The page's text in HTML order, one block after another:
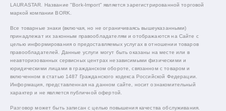
LAURASTAR. Название "Bork-Import" является зарегистрированной торговой
маркой компании BORK.
Все товарные знаки (включая, но не ограничиваясь вышеуказанными)
принадлежат их законным правообладателям и отображаются на Сайте с
целью информирования о предоставляемых услугах в отношении товаров
правообладателей. Данные услуги могут быть оказаны на месте или в
неавторизованных сервисных центрах независимыми физическими и
юридическими лицами в гражданском обороте, связанном с товаром и
включенном в статью 1487 Гражданского кодекса Российской Федерации.
Информация, представленная на данном сайте, носит ознакомительный
характер и не является публичной офертой.
Разговор может быть записан с целью повышения качества обслуживания.